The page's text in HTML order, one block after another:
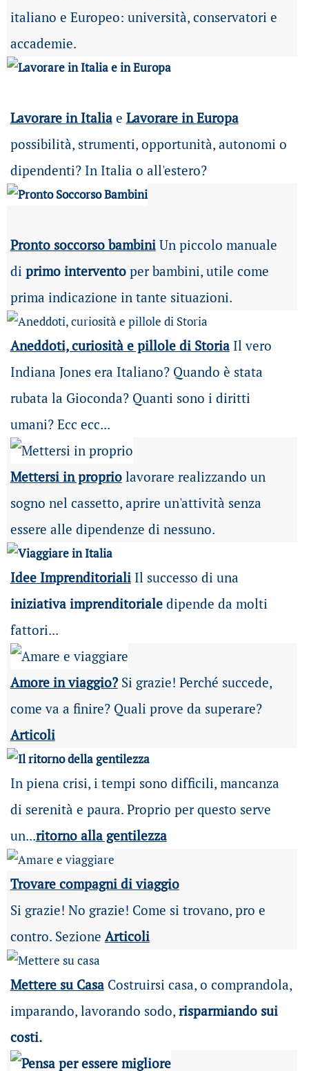
italiano e Europeo: università, conservatori e
accademie.
Lavorare in Italia e Lavorare in Europa
possibilità, strumenti, opportunità, autonomi o
dipendenti? In Italia o all'estero?
Pronto soccorso bambiniUn piccolo manuale
di primo interventoper bambini, utile come
prima indicazione in tante situazioni.
Aneddoti, curiosità e pillole di Storia Il vero
Indiana Jones era Italiano? Quando è stata
rubata la Gioconda? Quanti sono i diritti
umani? Ecc ecc...
Mettersi in propriolavorare realizzando un
sogno nel cassetto, aprire un'attività senza
essere alle dipendenze di nessuno.
Idee ImprenditorialiIl successo di una
iniziativa imprenditorialedipende da molti
fattori...
Amore in viaggio?Si grazie! Perché succede,
come va a finire? Quali prove da superare?
Articoli
In piena crisi, i tempi sono difficili, mancanza
di serenità e paura. Proprio per questo serve
un...ritorno alla gentilezza
Trovare compagni di viaggio
Si grazie! No grazie! Come si trovano, pro e
contro. Sezione Articoli
Mettere su Casa Costruirsi casa, o comprandola,
imparando, lavorando sodo, risparmiando sui
costi.